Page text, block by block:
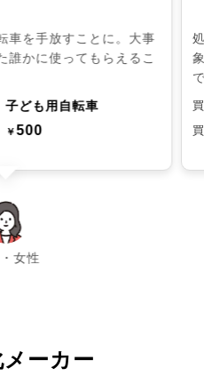
車を手放すことに。大事
誰かに使ってもらえるこ
子ども用自転車
￥500
女性
chevron_right
ーカー